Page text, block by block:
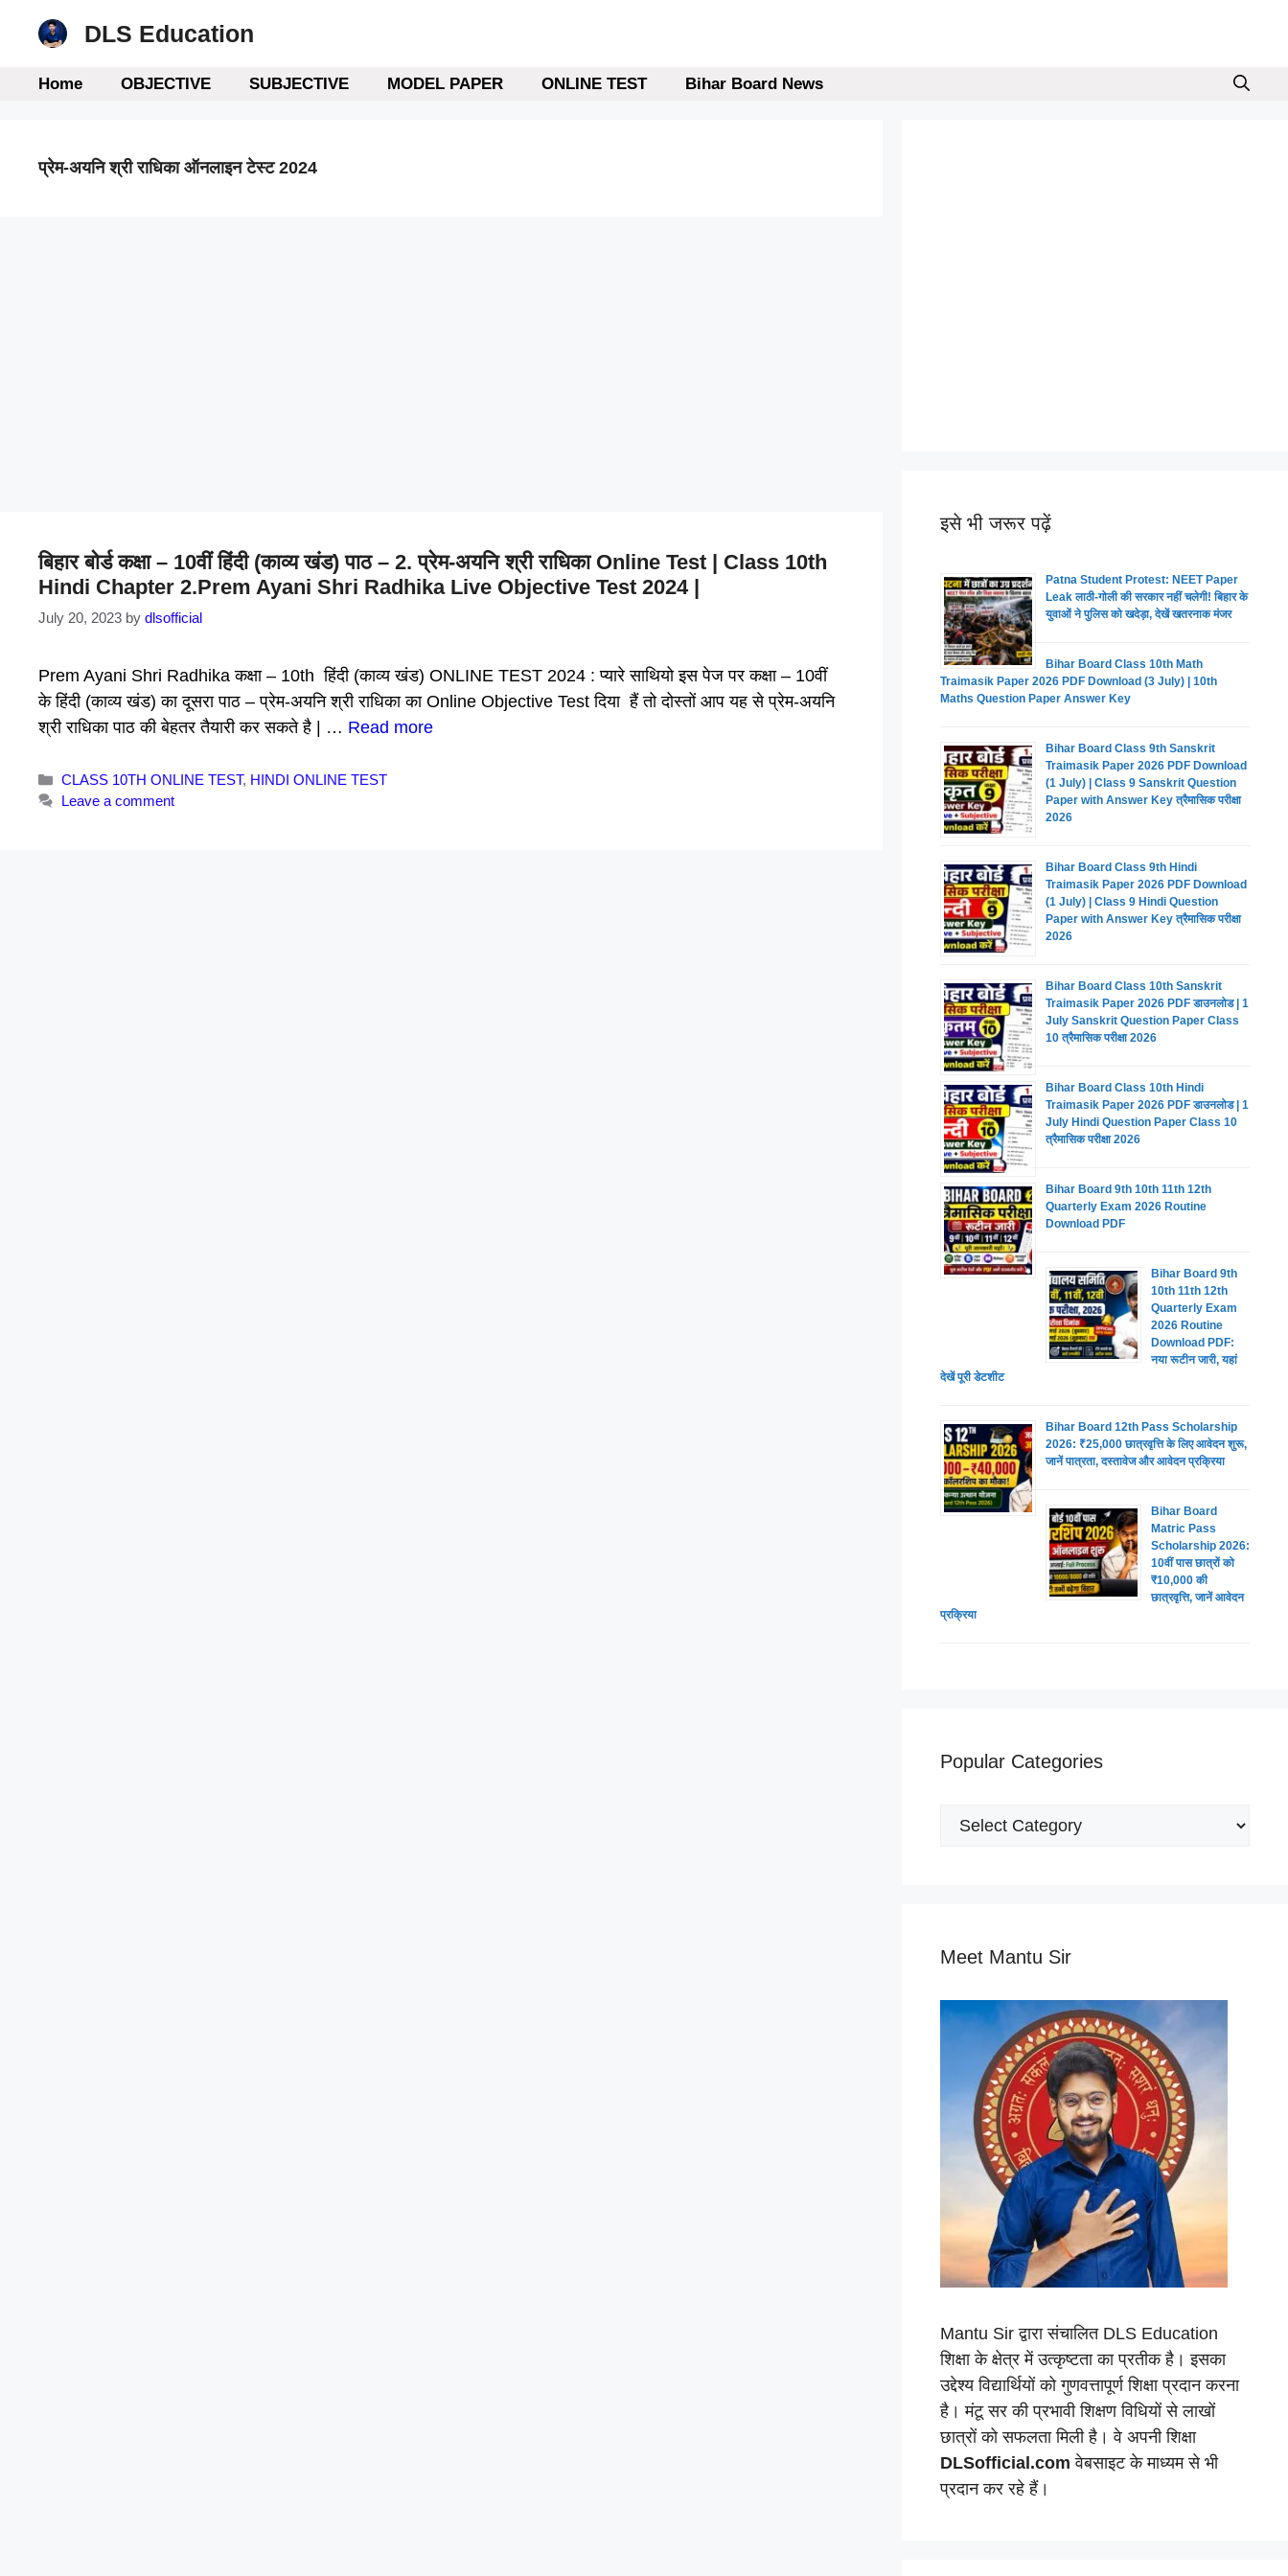
DLS Education
Home OBJECTIVE SUBJECTIVE MODEL PAPER ONLINE TEST Bihar Board News
प्रेम-अयनि श्री राधिका ऑनलाइन टेस्ट 2024
बिहार बोर्ड कक्षा – 10वीं हिंदी (काव्य खंड) पाठ – 2. प्रेम-अयनि श्री राधिका Online Test | Class 10th
Hindi Chapter 2.Prem Ayani Shri Radhika Live Objective Test 2024 |
July 20, 2023 by dlsofficial
Prem Ayani Shri Radhika कक्षा – 10th हिंदी (काव्य खंड) ONLINE TEST 2024 : प्यारे साथियो इस पेज पर कक्षा – 10वीं
के हिंदी (काव्य खंड) का दूसरा पाठ – प्रेम-अयनि श्री राधिका का Online Objective Test दिया हैं तो दोस्तों आप यह से प्रेम-अयनि
श्री राधिका पाठ की बेहतर तैयारी कर सकते है | … Read more
Categories
CLASS 10TH ONLINE TEST, HINDI ONLINE TEST
Leave a comment
इसे भी जरूर पढ़ें
Patna Student Protest: NEET Paper
Leak लाठी-गोली की सरकार नहीं चलेगी! बिहार के
युवाओं ने पुलिस को खदेड़ा, देखें खतरनाक मंजर
Bihar Board Class 10th Math
Traimasik Paper 2026 PDF Download (3 July) | 10th
Maths Question Paper Answer Key
Bihar Board Class 9th Sanskrit
Traimasik Paper 2026 PDF Download
(1 July) | Class 9 Sanskrit Question
Paper with Answer Key त्रैमासिक परीक्षा
2026
Bihar Board Class 9th Hindi
Traimasik Paper 2026 PDF Download
(1 July) | Class 9 Hindi Question
Paper with Answer Key त्रैमासिक परीक्षा
2026
Bihar Board Class 10th Sanskrit
Traimasik Paper 2026 PDF डाउनलोड | 1
July Sanskrit Question Paper Class
10 त्रैमासिक परीक्षा 2026
Bihar Board Class 10th Hindi
Traimasik Paper 2026 PDF डाउनलोड | 1
July Hindi Question Paper Class 10
त्रैमासिक परीक्षा 2026
Bihar Board 9th 10th 11th 12th
Quarterly Exam 2026 Routine
Download PDF
Bihar Board 9th
10th 11th 12th
Quarterly Exam
2026 Routine
Download PDF:
नया रूटीन जारी, यहां
देखें पूरी डेटशीट
Bihar Board 12th Pass Scholarship
2026: ₹25,000 छात्रवृत्ति के लिए आवेदन शुरू,
जानें पात्रता, दस्तावेज और आवेदन प्रक्रिया
Bihar Board
Matric Pass
Scholarship 2026:
10वीं पास छात्रों को
₹10,000 की
छात्रवृत्ति, जानें आवेदन
प्रक्रिया
Popular Categories
Popular
Meet Mantu Sir
Mantu Sir द्वारा संचालित DLS Education
शिक्षा के क्षेत्र में उत्कृष्टता का प्रतीक है। इसका
उद्देश्य विद्यार्थियों को गुणवत्तापूर्ण शिक्षा प्रदान करना
है। मंटू सर की प्रभावी शिक्षण विधियों से लाखों
छात्रों को सफलता मिली है। वे अपनी शिक्षा
DLSofficial.com वेबसाइट के माध्यम से भी
प्रदान कर रहे हैं।